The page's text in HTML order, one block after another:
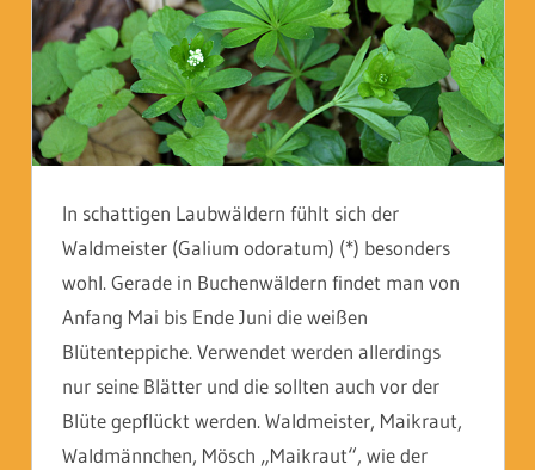
In schattigen Laubwäldern fühlt sich der
Waldmeister (Galium odoratum) (*) besonders
wohl. Gerade in Buchenwäldern findet man von
Anfang Mai bis Ende Juni die weißen
Blütenteppiche. Verwendet werden allerdings
nur seine Blätter und die sollten auch vor der
Blüte gepflückt werden. Waldmeister, Maikraut,
Waldmännchen, Mösch „Maikraut“, wie der